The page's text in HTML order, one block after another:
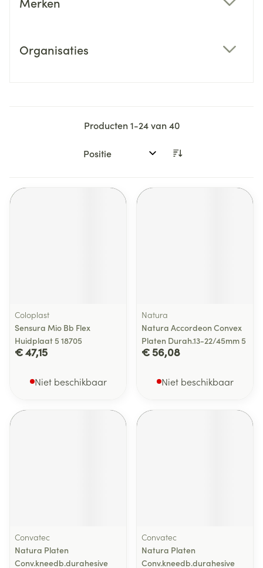
Organisaties
Producten1-24van40
Sorteer op:
Coloplast
Sensura Mio Bb Flex
Huidplaat 5 18705
€ 47,15
Niet beschikbaar
Natura
Natura Accordeon Convex
Platen Durah.13-22/45mm 5
€ 56,08
Niet beschikbaar
Convatec
Natura Platen
Conv.kneedb.durahesive
Convatec
Natura Platen
Conv.kneedb.durahesive